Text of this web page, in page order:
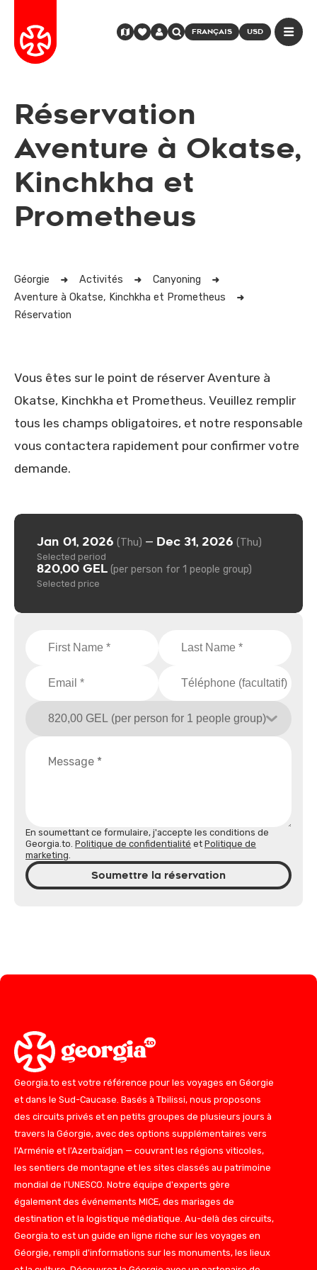
FRANÇAIS USD
Réservation
Aventure à Okatse,
Kinchkha et
Prometheus
Géorgie Activités
Canyoning
Aventure à Okatse, Kinchkha et Prometheus
Réservation
Vous êtes sur le point de réserver Aventure à
Okatse, Kinchkha et Prometheus. Veuillez remplir
tous les champs obligatoires, et notre responsable
vous contactera rapidement pour confirmer votre
demande.
En soumettant ce formulaire, j'accepte les conditions de
Georgia.to. Politique de confidentialité et Politique de
marketing.
Soumettre la réservation
Jan 01, 2026 (Thu) — Dec 31, 2026 (Thu)
Selected period
820,00 GEL (per person for 1 people group)
Selected price
Georgia.to est votre référence pour les voyages en Géorgie
et dans le Sud-Caucase. Basés à Tbilissi, nous proposons
des circuits privés et en petits groupes de plusieurs jours à
travers la Géorgie, avec des options supplémentaires vers
l'Arménie et l'Azerbaïdjan — couvrant les régions viticoles,
les sentiers de montagne et les sites classés au patrimoine
mondial de l'UNESCO. Notre équipe d'experts gère
également des événements MICE, des mariages de
destination et la logistique médiatique. Au-delà des circuits,
Georgia.to est un guide en ligne riche sur les voyages en
Géorgie, rempli d'informations sur les monuments, les lieux